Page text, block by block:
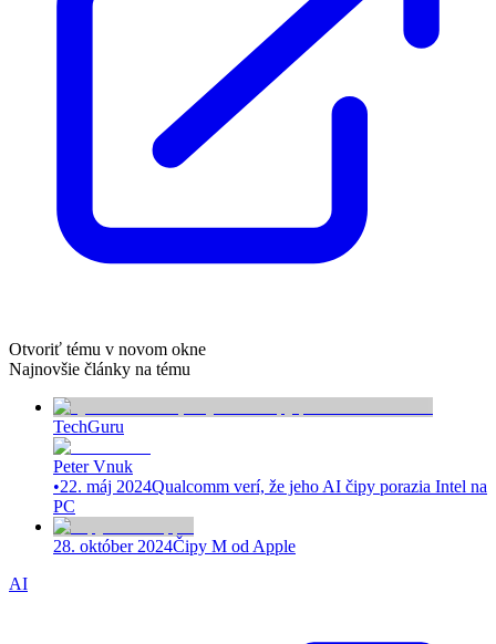
Otvoriť tému v novom okne
Najnovšie články na tému
TechGuru
Peter Vnuk
•22. máj 2024Qualcomm verí, že jeho AI čipy porazia Intel na
PC
28. október 2024Čipy M od Apple
AI